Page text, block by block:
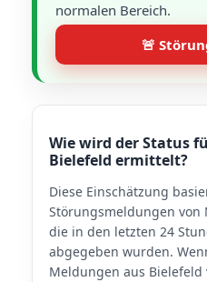
normalen Bereich.
🚨
Wie wird der Status
Bielefeld ermittelt?
Diese Einschätzung
Störungsmeldungen von
die in den letzten 24
abgegeben wurden.
Meldungen aus